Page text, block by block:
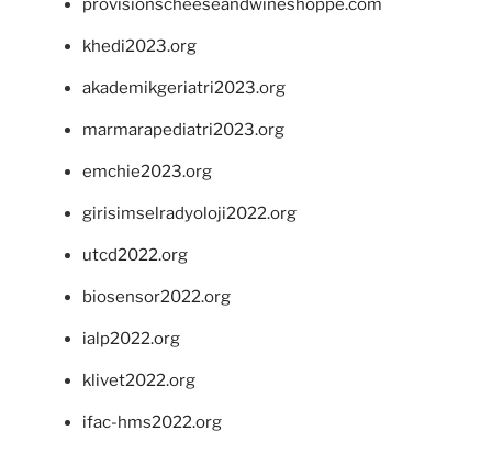
provisionscheeseandwineshoppe.com
khedi2023.org
akademikgeriatri2023.org
marmarapediatri2023.org
emchie2023.org
girisimselradyoloji2022.org
utcd2022.org
biosensor2022.org
ialp2022.org
klivet2022.org
ifac-hms2022.org